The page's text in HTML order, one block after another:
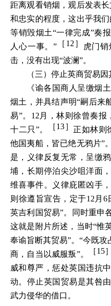
距离观看销烟，观后发表
和忠实的程度，这出乎我们
等销毁烟土“一律完成”奏
人心一事。” ［12］
虎门
击，没有出现“波澜”。
（三）停止英商贸易
《谕各国商人呈缴烟
烟土，并具结声明“嗣后来
易”。12月，林则徐曾奏报
十二只 ”。 ［13］ 正如林则
他国夷船，皆已绝无鸦片”
是，义律反复无常，呈缴
埔，长期停泊尖沙咀洋面
维喜事件。义律庇匿凶手
则徐遵旨宣告，定于12月
英吉利国贸易”。同时重申
这就是附片所述，当时“惟
奉谕旨断其贸易”。“今既攻
商，自当以威服叛”。 ［15］
威和尊严，惩处英国违抗
动。停止英国贸易是其咎
武力侵华的借口。